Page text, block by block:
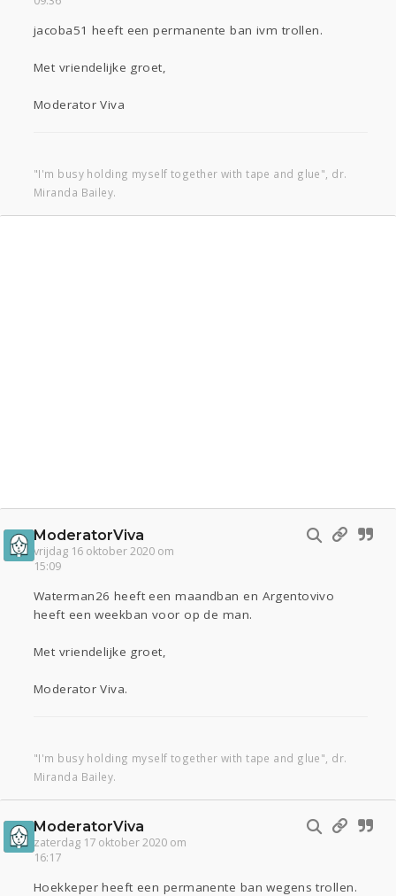
jacoba51 heeft een permanente ban ivm trollen.
Met vriendelijke groet,
Moderator Viva
"I'm busy holding myself together with tape and glue", dr.
Miranda Bailey.
ModeratorViva
vrijdag 16 oktober 2020 om
15:09
Waterman26 heeft een maandban en Argentovivo
heeft een weekban voor op de man.
Met vriendelijke groet,
Moderator Viva.
"I'm busy holding myself together with tape and glue", dr.
Miranda Bailey.
ModeratorViva
zaterdag 17 oktober 2020 om
16:17
Hoekkeper heeft een permanente ban wegens trollen.